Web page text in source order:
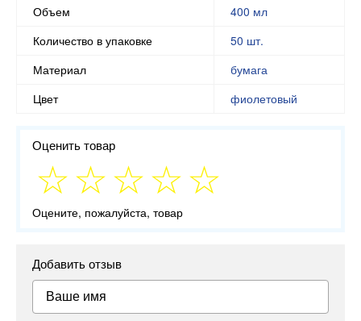
Объем
400 мл
Количество в упаковке
50 шт.
Материал
бумага
Цвет
фиолетовый
Оценить товар
Оцените, пожалуйста, товар
Добавить отзыв
Ваше имя